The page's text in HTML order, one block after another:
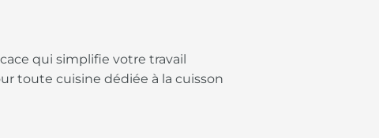
qui simplifie votre travail
toute cuisine dédiée à la cuisson